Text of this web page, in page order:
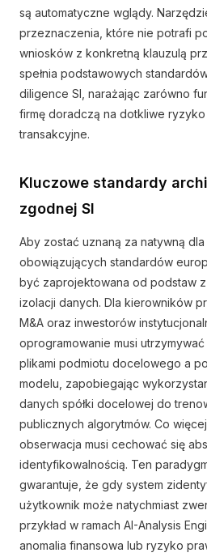
są automatyczne wglądy.
przeznaczenia, które nie potrafi
wniosków z konkretną klauzulą
spełnia podstawowych
diligence SI, narażając zarówno
firmę doradczą na dotkliwe
transakcyjne.
Kluczowe standardy
zgodnej SI
Aby zostać uznaną za natywną
obowiązujących standardów
być zaprojektowana od podstaw
izolacji danych. Dla kierowników
M&A oraz inwestorów
oprogramowanie musi utrzymywać
plikami podmiotu docelowego a
modelu, zapobiegając
danych spółki docelowej do
publicznych algorytmów. Co
obserwacja musi cechować się
identyfikowalnością. Ten
gwarantuje, że gdy system
użytkownik może natychmiast
przykład w ramach AI-Analysis
anomalia finansowa lub ryzyko